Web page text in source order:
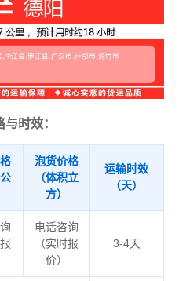
时效：
泡货价格
（体积立
方）
运输时效
（天）
电话咨询
（实时报
价）
3-4天